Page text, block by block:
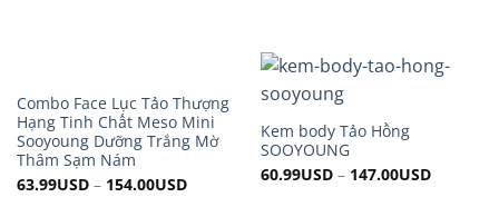
Combo Face Lục Tảo Thượng
Hạng Tinh Chất Meso Mini
Sooyoung Dưỡng Trắng Mờ
Thâm Sạm Nám
63.99USD– 154.00USD
Kem body Tảo Hồng
SOOYOUNG
60.99USD– 147.00USD